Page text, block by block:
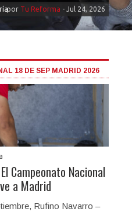
por Tu Reforma - Jul 24, 2026
18 DE SEP MADRID 2026
Campeonato Nacional
a Madrid
Rufino Navarro –